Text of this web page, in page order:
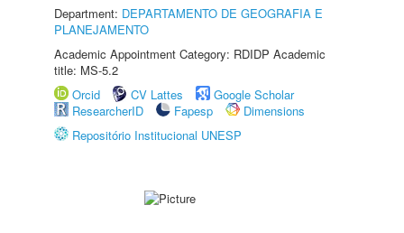
Department: DEPARTAMENTO DE GEOGRAFIA E
PLANEJAMENTO
Academic Appointment Category: RDIDP Academic
title: MS-5.2
Orcid
CV Lattes
Google Scholar
ResearcherID
Fapesp
Dimensions
Repositório Institucional UNESP